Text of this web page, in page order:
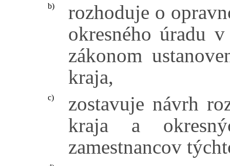
b)
rozhoduje o
okresného úradu
zákonom
kraja,
c)
zostavuje návrh
kraja a
zamestnancov